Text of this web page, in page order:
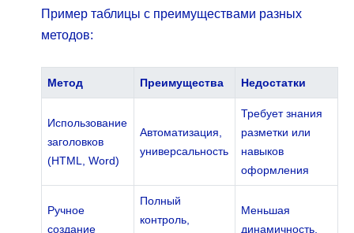
Пример таблицы с преимуществами разных
методов:
Метод Преимущества Недостатки
Использование
заголовков
(HTML, Word)
Автоматизация,
универсальность
Требует знания
разметки или
навыков
оформления
Ручное
создание
Полный
контроль,
Меньшая
динамичность,